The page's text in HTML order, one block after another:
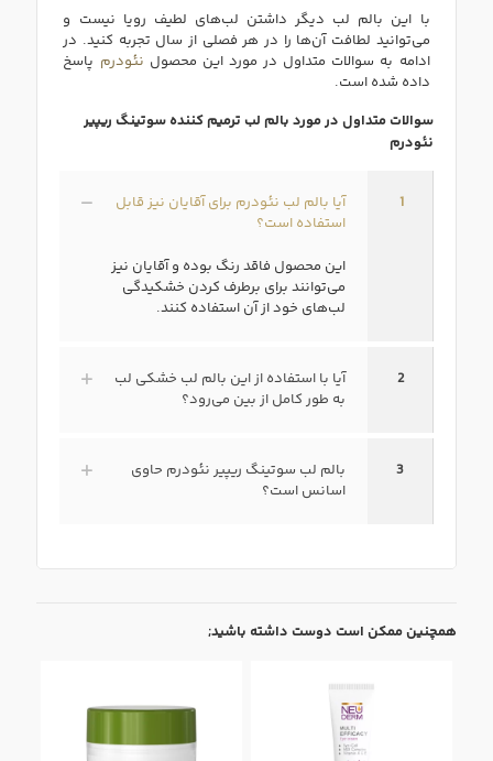
با این بالم لب دیگر داشتن لب‌های لطیف رویا نیست و
می‌توانید لطافت آن‌ها را در هر فصلی از سال تجربه کنید. در
ادامه به سوالات متداول در مورد این محصول نئودرم پاسخ
داده شده است.
سوالات متداول در مورد بالم لب ترمیم کننده سوتينگ ريپير
نئودرم
1
آیا بالم لب نئودرم برای آقایان نیز قابل
استفاده است؟
این محصول فاقد رنگ بوده و آقایان نیز
می‌توانند برای برطرف کردن خشکیدگی
لب‌های خود از آن استفاده کنند.
2
آیا با استفاده از این بالم لب خشکی لب
به طور کامل از بین می‌رود؟
3
بالم لب سوتینگ ریپیر نئودرم حاوی
اسانس است؟
همچنین ممکن است دوست داشته باشید;